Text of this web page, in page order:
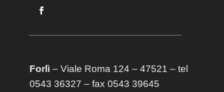
Forlì – Viale Roma 124 – 47521 – tel
0543 36327 – fax 0543 39645